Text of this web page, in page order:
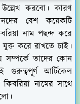
করবো। কারণ
বেশ কয়েকটি
নাম পছন্দ করে
করে রাখতে চাই।
সম্পর্কে তাদের কোন
আর্টিকেল
নামের সাথে